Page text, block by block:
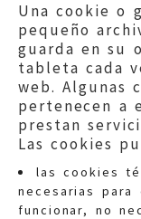
Una cookie o
pequeño
guarda en su
tableta cada
web. Algunas
pertenecen a
prestan
Las cookies
las cookies
necesarias para
funcionar, no